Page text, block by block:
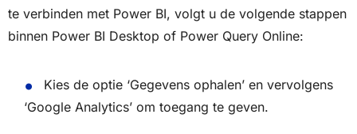
te verbinden met Power BI, volgt u de volgende stappen
binnen Power BI Desktop of Power Query Online:
Kies de optie ‘Gegevens ophalen’ en vervolgens
‘Google Analytics’ om toegang te geven.